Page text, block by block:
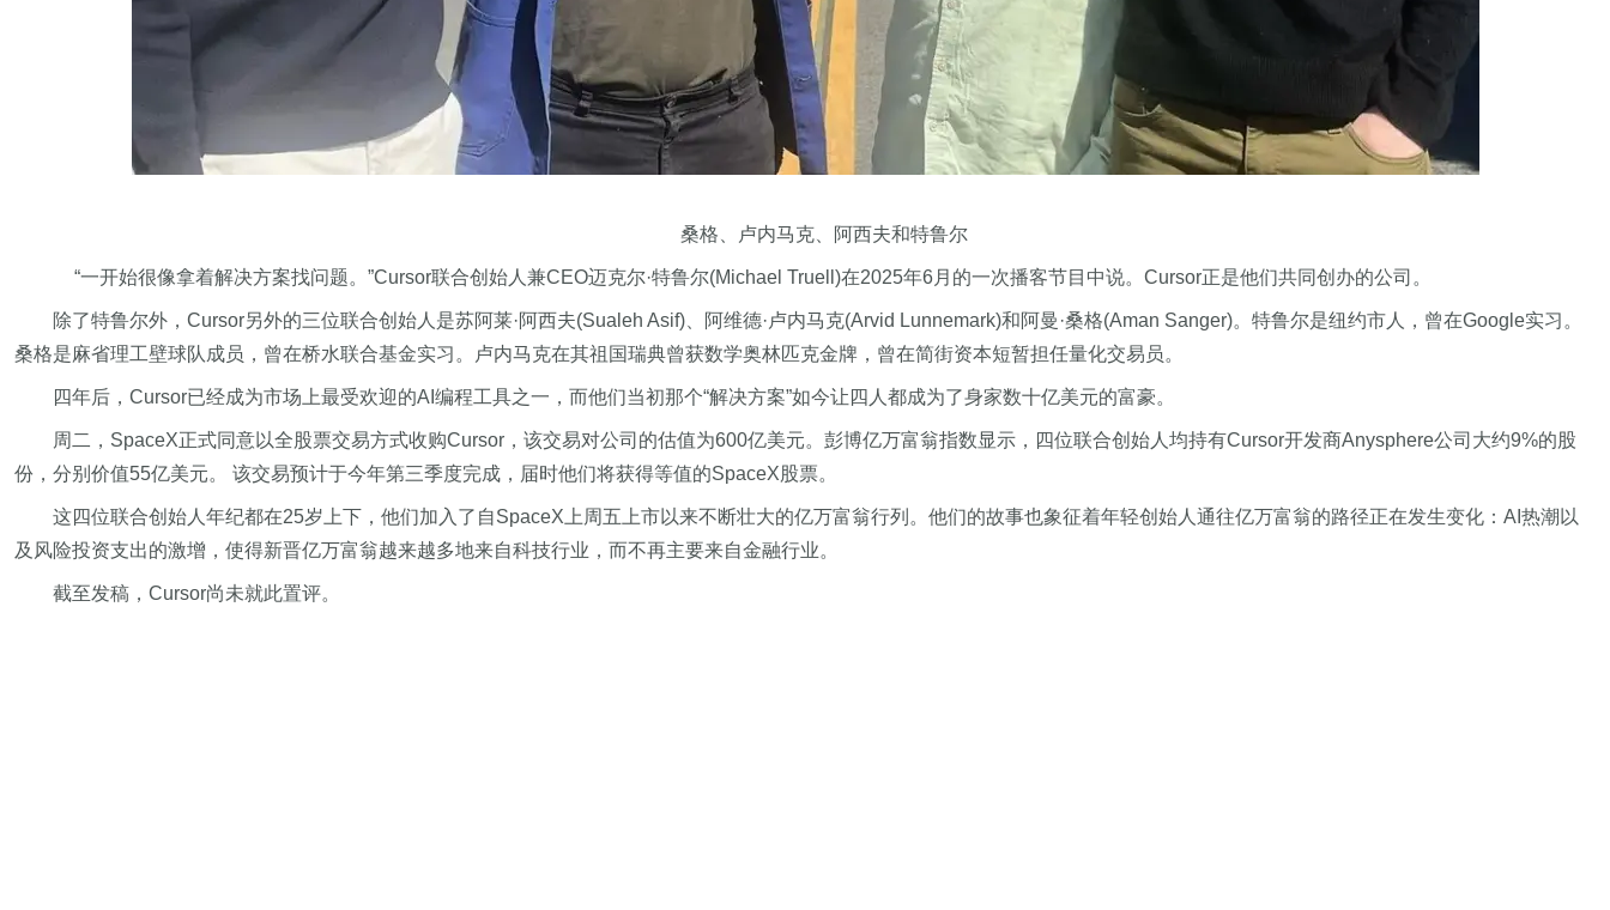
桑格、卢内马克、阿西夫和特鲁尔
“一开始很像拿着解决方案找问题。”Cursor联合创始人兼CEO迈克尔·特鲁尔(Michael Truell)在2025年6月的一次播客节目中说。Cursor正是他们共同创办的公司。
除了特鲁尔外，Cursor另外的三位联合创始人是苏阿莱·阿西夫(Sualeh Asif)、阿维德·卢内马克(Arvid Lunnemark)和阿曼·桑格(Aman Sanger)。特鲁尔是纽约市人，曾在Google实习。
桑格是麻省理工壁球队成员，曾在桥水联合基金实习。卢内马克在其祖国瑞典曾获数学奥林匹克金牌，曾在简街资本短暂担任量化交易员。
四年后，Cursor已经成为市场上最受欢迎的AI编程工具之一，而他们当初那个“解决方案”如今让四人都成为了身家数十亿美元的富豪。
周二，SpaceX正式同意以全股票交易方式收购Cursor，该交易对公司的估值为600亿美元。彭博亿万富翁指数显示，四位联合创始人均持有Cursor开发商Anysphere公司大约9%的股
份，分别价值55亿美元。 该交易预计于今年第三季度完成，届时他们将获得等值的SpaceX股票。
这四位联合创始人年纪都在25岁上下，他们加入了自SpaceX上周五上市以来不断壮大的亿万富翁行列。他们的故事也象征着年轻创始人通往亿万富翁的路径正在发生变化：AI热潮以
及风险投资支出的激增，使得新晋亿万富翁越来越多地来自科技行业，而不再主要来自金融行业。
截至发稿，Cursor尚未就此置评。